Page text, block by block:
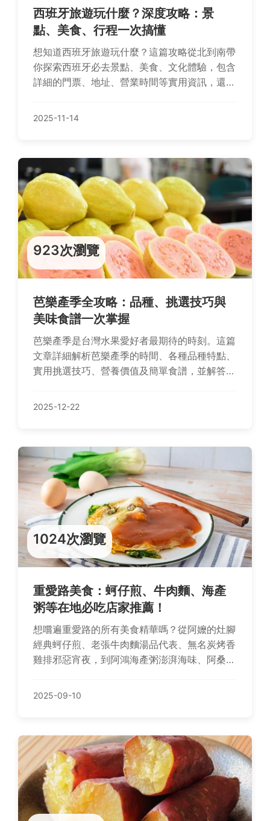
西班牙旅遊玩什麼？深度攻略：景
點、美食、行程一次搞懂
想知道西班牙旅遊玩什麼？這篇攻略從北到南帶
你探索西班牙必去景點、美食、文化體驗，包含
詳細的門票、地址、營業時間等實用資訊，還有
程。
2025-11-14
923次瀏覽
芭樂產季全攻略：品種、挑選技巧與
美味食譜一次掌握
芭樂產季是台灣水果愛好者最期待的時刻。這篇
文章詳細解析芭樂產季的時間、各種品種特點、
實用挑選技巧、營養價值及簡單食譜，並解答常
尋找購買建議，這篇指南都能提供完整資訊，幫
2025-12-22
1024次瀏覽
重愛路美食：蚵仔煎、牛肉麵、海產
粥等在地必吃店家推薦！
想嚐遍重愛路的所有美食精華嗎？從阿嬤的灶腳
經典蚵仔煎、老張牛肉麵湯品代表、無名炭烤香
雞排邪惡宵夜，到阿鴻海產粥澎湃海味、阿桑肉
熱鬧小酌、東港王早餐肉粿、阿蓮粉圓冰消暑聖
2025-09-10